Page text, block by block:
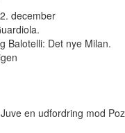
december
Balotelli: Det nye Milan.
en udfordring mod